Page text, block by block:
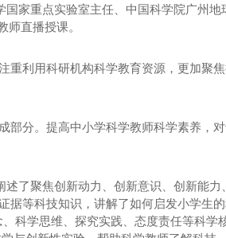
国家重点实验室主任、中国科学院广州地
直播授课。
重利用科研机构科学教育资源，更加聚
部分。提高中小学科学教师科学素养，
了聚焦创新动力、创新意识、创新能力
据等科技知识，讲解了如何启发小学生
科学思维、探究实践、态度责任等科学